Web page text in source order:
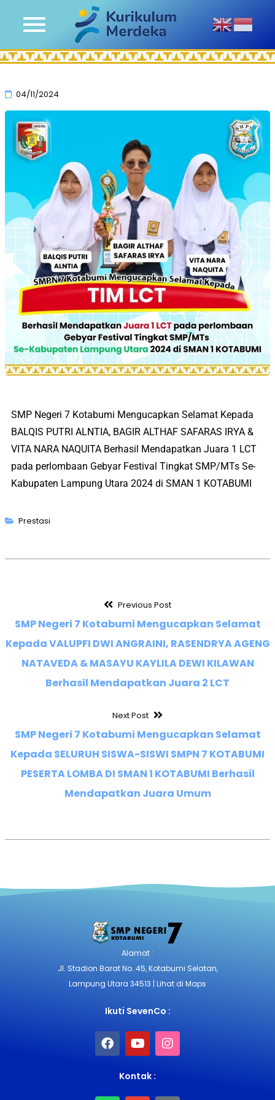
04/11/2024
SMP Negeri 7 Kotabumi Mengucapkan Selamat Kepada
BALQIS PUTRI ALNTIA, BAGIR ALTHAF SAFARAS IRYA &
VITA NARA NAQUITA Berhasil Mendapatkan Juara 1 LCT
pada perlombaan Gebyar Festival Tingkat SMP/MTs Se-
Kabupaten Lampung Utara 2024 di SMAN 1 KOTABUMI
Prestasi
Previous Post
SMP Negeri 7 Kotabumi Mengucapkan Selamat
Kepada VALUPFI DWI ANGRAINI, RASENDRYA AGENG
NATAVEDA & MASAYU KAYLILA DEWI KILAWAN
Berhasil Mendapatkan Juara 2 LCT
Next Post
SMP Negeri 7 Kotabumi Mengucapkan Selamat
Kepada SELURUH SISWA-SISWI SMPN 7 KOTABUMI
PESERTA LOMBA DI SMAN 1 KOTABUMI Berhasil
Mendapatkan Juara Umum
Alamat :
Jl. Stadion Barat No. 45, Kotabumi Selatan,
Lampung Utara 34513 | Lihat di Maps
Ikuti SevenCo :
Kontak :